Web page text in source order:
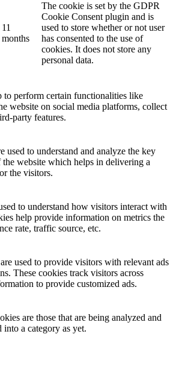
11
months
The cookie is set by the GDPR
Cookie Consent plugin and is
used to store whether or not user
has consented to the use of
cookies. It does not store any
personal data.
to perform certain functionalities like
website on social media platforms, collect
party features.
used to understand and analyze the key
website which helps in delivering a
the visitors.
to understand how visitors interact with
help provide information on metrics the
rate, traffic source, etc.
used to provide visitors with relevant ads
These cookies track visitors across
to provide customized ads.
are those that are being analyzed and
into a category as yet.